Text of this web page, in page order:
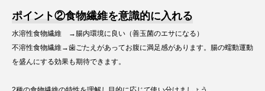
ポイント②食物繊維を意識的に入れる
水溶性食物繊維 →腸内環境に良い（善玉菌のエサになる）
不溶性食物繊維→歯ごたえがあってお腹に満足感があります。腸の蠕動運動
を盛んにする効果も期待できます。